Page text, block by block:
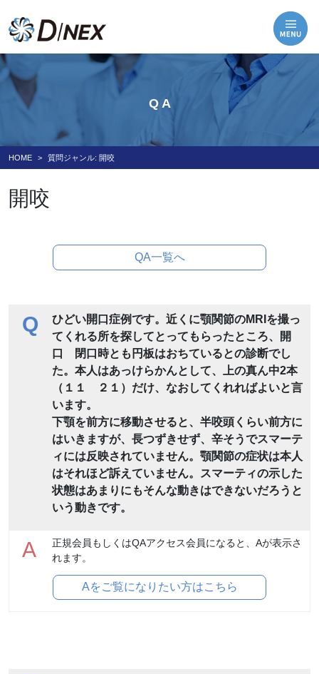
Q A
HOME 質問ジャンル: 開咬
開咬
QA一覧へ
Q
ひどい開口症例です。近くに顎関節のMRIを撮っ
てくれる所を探してとってもらったところ、開
口 閉口時とも円板はおちているとの診断でし
た。本人はあっけらかんとして、上の真ん中2本
（１１ ２１）だけ、なおしてくれればよいと言
います。
下顎を前方に移動させると、半咬頭くらい前方に
はいきますが、長つずきせず、辛そうでスマーテ
ィには反映されていません。顎関節の症状は本人
はそれほど訴えていません。スマーティの示した
状態はあまりにもそんな動きはできないだろうと
いう動きです。
A
正規会員もしくはQAアクセス会員になると、Aが表示さ
れます。
Aをご覧になりたい方はこちら